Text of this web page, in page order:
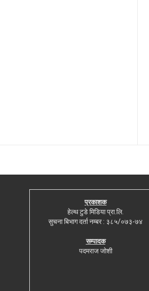
प्रकाशक
हेल्थ टुडे मिडिया प्रा.लि.
सुचना बिभाग दर्ता नम्बर : ३८५/०७३-७४
सम्पादक
पदमराज जोशी